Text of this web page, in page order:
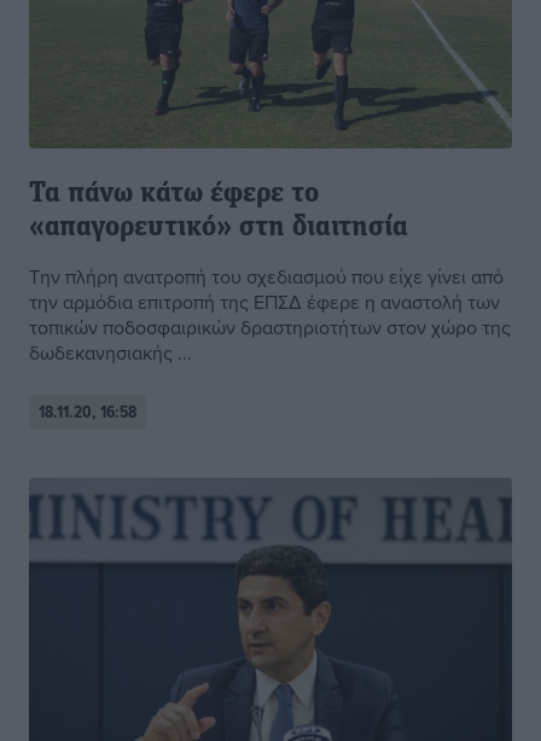
Τα πάνω κάτω έφερε το
«απαγορευτικό» στη διαιτησία
Την πλήρη ανατροπή του σχεδιασμού που είχε γίνει από
την αρμόδια επιτροπή της ΕΠΣΔ έφερε η αναστολή των
τοπικών ποδοσφαιρικών δραστηριοτήτων στον χώρο της
δωδεκανησιακής ...
18.11.20, 16:58